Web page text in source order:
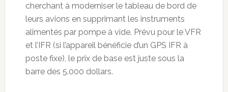
cherchant à moderniser le tableau de bord de
leurs avions en supprimant les instruments
alimentés par pompe à vide. Prévu pour le VFR
et l’IFR (si l’appareil bénéficie d’un GPS IFR à
poste fixe), le prix de base est juste sous la
barre des 5.000 dollars.